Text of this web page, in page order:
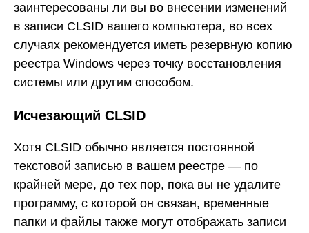
заинтересованы ли вы во внесении изменений
в записи CLSID вашего компьютера, во всех
случаях рекомендуется иметь резервную копию
реестра Windows через точку восстановления
системы или другим способом.
Исчезающий CLSID
Хотя CLSID обычно является постоянной
текстовой записью в вашем реестре — по
крайней мере, до тех пор, пока вы не удалите
программу, с которой он связан, временные
папки и файлы также могут отображать записи